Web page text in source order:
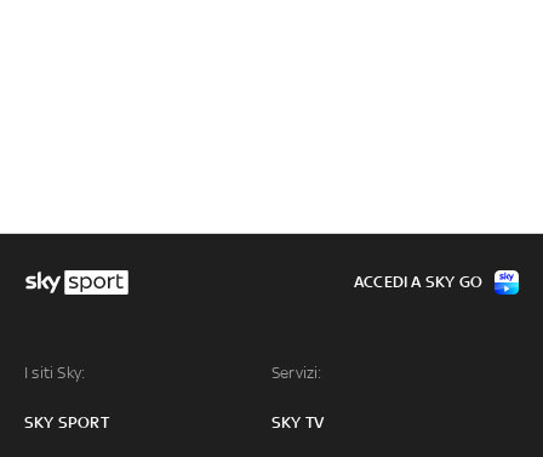
I siti Sky:
SKY SPORT
Servizi:
SKY TV
ACCEDI A SKY GO